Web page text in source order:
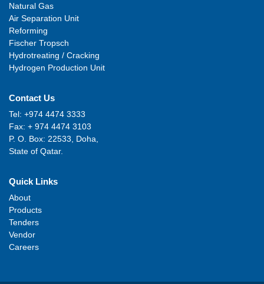
Natural Gas
Air Separation Unit
Reforming
Fischer Tropsch
Hydrotreating / Cracking
Hydrogen Production Unit
Contact Us
Tel: +974 4474 3333
Fax: + 974 4474 3103
P. O. Box: 22533, Doha,
State of Qatar.
Quick Links
About
Products
Tenders
Vendor
Careers